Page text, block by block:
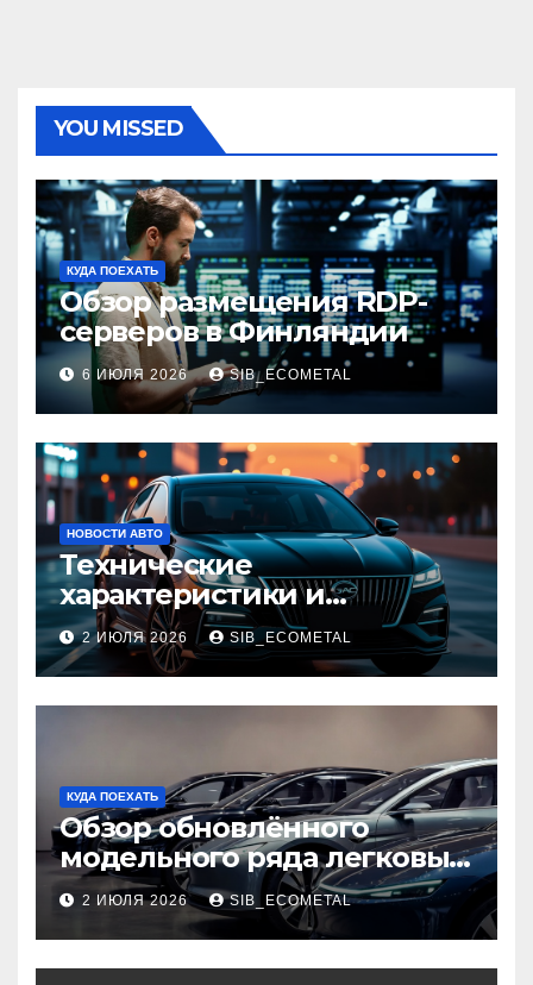
YOU MISSED
КУДА ПОЕХАТЬ
Обзор размещения RDP-
серверов в Финляндии
6 ИЮЛЯ 2026 SIB_ECOMETAL
НОВОСТИ АВТО
Технические
характеристики и
доступные комплектации
GAC Empow
2 ИЮЛЯ 2026 SIB_ECOMETAL
КУДА ПОЕХАТЬ
Обзор обновлённого
модельного ряда легковых
автомобилей 2026 года
2 ИЮЛЯ 2026 SIB_ECOMETAL